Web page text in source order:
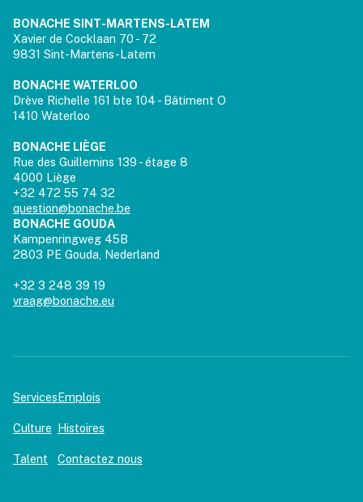
BONACHE SINT-MARTENS-LATEM
Xavier de Cocklaan 70 - 72
9831 Sint-Martens-Latem
BONACHE WATERLOO
Drève Richelle 161 bte 104 - Bâtiment O
1410 Waterloo
BONACHE LIÈGE
Rue des Guillemins 139 - étage 8
4000 Liège
+32 472 55 74 32
question@bonache.be
BONACHE GOUDA
Kampenringweg 45B
2803 PE Gouda, Nederland
+32 3 248 39 19
vraag@bonache.eu
Services
Culture
Talent
Emplois
Histoires
Contactez nous